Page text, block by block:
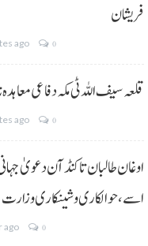
فریشان
ago 0
قلعہ سیف اللہ ٹی مکہ دفاعی معاہدہ
ago 0
اوغان طالبان تا کنڈ آن دعویٰ
اسے،حوالکاری و شینکاری وزارت
ago 0